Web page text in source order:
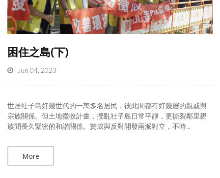
困住之島(下)
Jun 04, 2023
世居社子島好幾世代的一萬多名居民，彼此間都有好幾層的親戚與
宗族關係。但土地徵收計畫，攪亂社子島日常平靜，更撕裂鄰里親
族間長久緊密的和諧關係。贊成與反對開發兩派對立，不時...
More